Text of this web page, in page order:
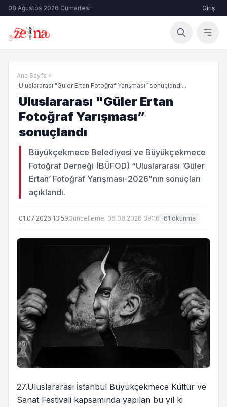
08 Ağustos 2026 Cumartesi Giriş
Ana Sayfa ›
Uluslararası "Güler Ertan Fotoğraf Yarışması” sonuçlandı...
Uluslararası "Güler Ertan
Fotoğraf Yarışması”
sonuçlandı
Büyükçekmece Belediyesi ve Büyükçekmece
Fotoğraf Derneği (BÜFOD) “Uluslararası ‘Güler
Ertan’ Fotoğraf Yarışması-2026”nın sonuçları
açıklandı.
01.07.2026 13:59Güncelleme: 06.08.2026 09:16 61 okunma
27.Uluslararası İstanbul Büyükçekmece Kültür ve
Sanat Festivali kapsamında yapılan bu yıl ki